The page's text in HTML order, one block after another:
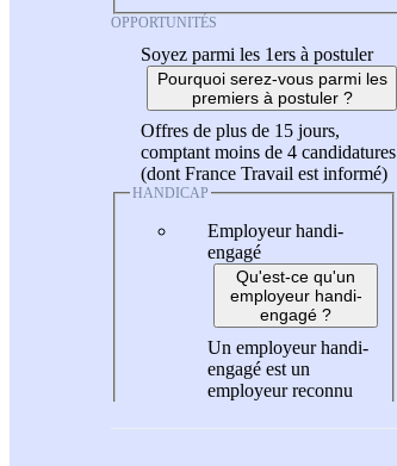
OPPORTUNITÉS
Soyez parmi les 1ers à postuler
Pourquoi serez-vous parmi les
premiers à postuler ?
Offres de plus de 15 jours,
comptant moins de 4 candidatures
(dont France Travail est informé)
HANDICAP
Employeur handi-
engagé
Qu'est-ce qu'un
employeur handi-
engagé ?
Un employeur handi-
engagé est un
employeur reconnu